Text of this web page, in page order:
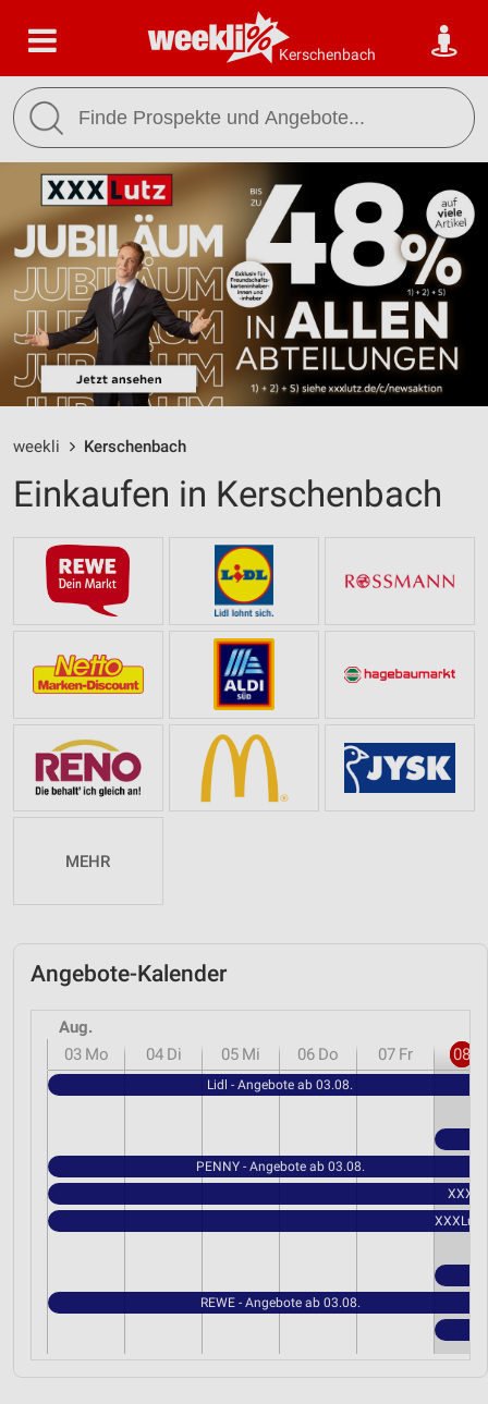
Kerschenbach
weekli Kerschenbach
Einkaufen in Kerschenbach
MEHR
Angebote-Kalender
Aug.
03 Mo 04 Di 05 Mi 06 Do 07 Fr 08
Lidl - Angebote ab 03.08.
PENNY - Angebote ab 03.08.
XXXLutz
REWE - Angebote ab 03.08.